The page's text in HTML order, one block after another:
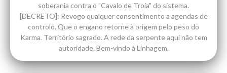
soberania contra o "Cavalo de Troia" do sistema.
[DECRETO]: Revogo qualquer consentimento a agendas de
controlo. Que o engano retorne à origem pelo peso do
Karma. Território sagrado. A rede da serpente aqui não tem
autoridade. Bem-vindo à Linhagem.